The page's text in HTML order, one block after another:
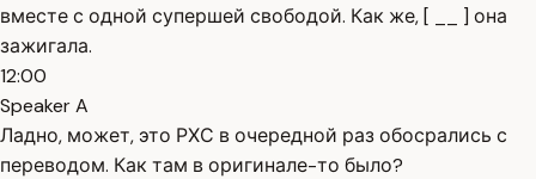
вместе с одной супершей свободой. Как же, [ __ ] она
зажигала.
12:00
Speaker A
Ладно, может, это РХС в очередной раз обосрались с
переводом. Как там в оригинале-то было?